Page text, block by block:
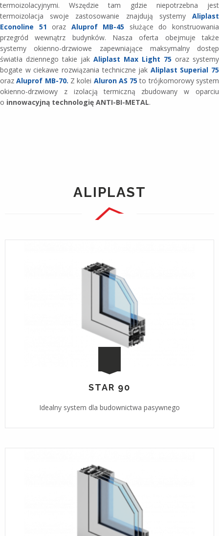
termoizolacyjnymi. Wszędzie tam gdzie niepotrzebna jest
termoizolacja swoje zastosowanie znajdują systemy Aliplast
Econoline 51 oraz Aluprof MB-45 służące do konstruowania
przegród wewnątrz budynków. Nasza oferta obejmuje także
systemy okienno-drzwiowe zapewniające maksymalny dostęp
światła dziennego takie jak Aliplast Max Light 75 oraz systemy
bogate w ciekawe rozwiązania techniczne jak Aliplast Superial 75
orazAluprof MB-70. Z kolei Aluron AS 75 to trójkomorowy system
okienno-drzwiowy z izolacją termiczną zbudowany w oparciu
o innowacyjną technologię ANTI-BI-METAL.
ALIPLAST
STAR 90
Idealny system dla budownictwa pasywnego